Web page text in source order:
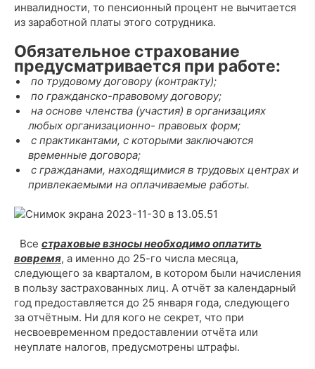
инвалидности, то пенсионный процент не вычитается
из заработной платы этого сотрудника.
Обязательное страхование
предусматривается при работе:
по трудовому договору (контракту);
по гражданско-правовому договору;
на основе членства (участия) в организациях
любых организационно- правовых форм;
с практикантами, с которыми заключаются
временные договора;
с гражданами, находящимися в трудовых центрах и
привлекаемыми на оплачиваемые работы.
Все страховые взносы необходимо оплатить
вовремя, а именно до 25-го числа месяца,
следующего за кварталом, в котором были начисления
в пользу застрахованных лиц. А отчёт за календарный
год предоставляется до 25 января года, следующего
за отчётным. Ни для кого не секрет, что при
несвоевременном предоставлении отчёта или
неуплате налогов, предусмотрены штрафы.